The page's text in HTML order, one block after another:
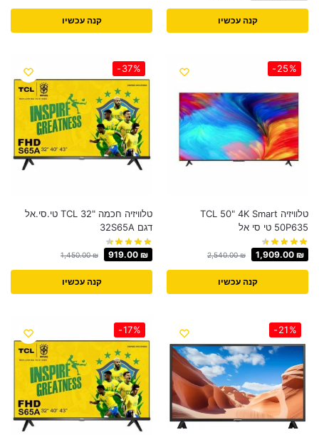
קנה עכשיו קנה עכשיו
-25%
טלוויזיה TCL 50" 4K Smart
50P635 טי סי אל
2,540.00₪ 1,909.00 ₪
קנה עכשיו
-37%
טלוויזיה חכמה "32 TCL טי.סי.אל
דגם 32S65A
1,450.00₪ 919.00 ₪
קנה עכשיו
-21%
-17%